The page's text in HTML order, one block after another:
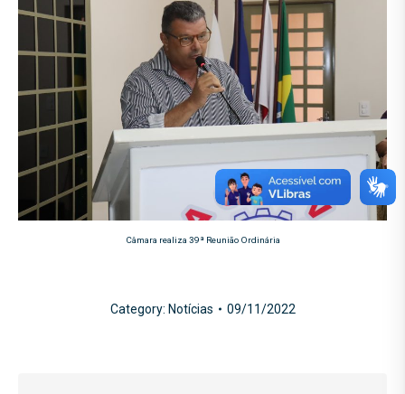
Câmara realiza 39ª Reunião Ordinária
Category: Notícias 09/11/2022